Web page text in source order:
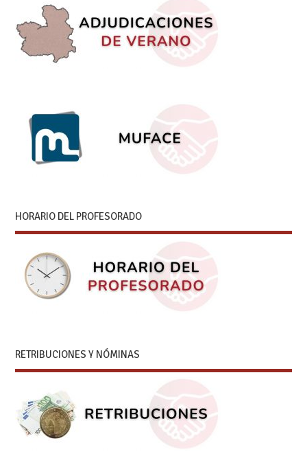
HORARIO DEL PROFESORADO
RETRIBUCIONES Y NÓMINAS